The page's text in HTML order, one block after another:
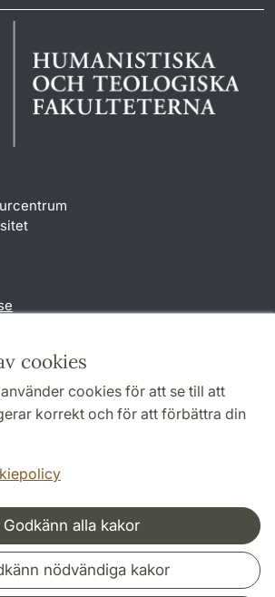
cookies
cookies för att se till att
korrekt och för att förbättra din
Godkänn alla kakor
nödvändiga kakor
cookies
och nätverk